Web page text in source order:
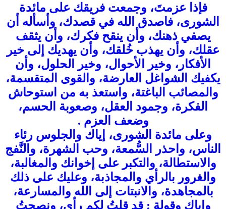
فإذا عزمتَ، وجمعت فريقك على مائدة
الشورى، فاصدق الله في قصدك، وأسأله أن
يصفي ذهنك، وأن ينقح فكرك، وأن يثقف
عقلك، وأن يهذب خُلقك، وأن يهديك إلى خير
الأفكار، وخير الأحوال، وخير الحلول، وأن
يكفيك الشواغل العارضة، والقوى المتقسمة،
والمصائب الباغتة، واستعذ به من استوحاش
الفكرة، وجمود العقل، وصعوبة الحسم،
وضعف العزم .
وعلى مائدة الشورى، إياك والجلوس رئاء
الناس، واحذر السُّمعة، وحب الشهرة، والنَّفج
والاستطالة، والتكبر على إخوانك والمغالبة،
والغرور بالرأي والمجاذبة، وعليك على ذلك
بالمجاهدة، والانبتات إلى الله والمسارعة،
وإياك وقولة : قد قلتُ لكم رأي، ونصحتُ